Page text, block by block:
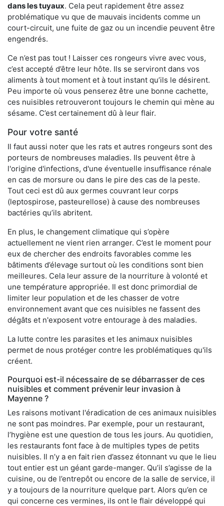
dans les tuyaux. Cela peut rapidement être assez
problématique vu que de mauvais incidents comme un
court-circuit, une fuite de gaz ou un incendie peuvent être
engendrés.
Ce n’est pas tout ! Laisser ces rongeurs vivre avec vous,
c’est accepté d’être leur hôte. Ils se serviront dans vos
aliments à tout moment et à tout instant qu’ils le désirent.
Peu importe où vous penserez être une bonne cachette,
ces nuisibles retrouveront toujours le chemin qui mène au
sésame. C’est certainement dû à leur flair.
Pour votre santé
Il faut aussi noter que les rats et autres rongeurs sont des
porteurs de nombreuses maladies. Ils peuvent être à
l'origine d'infections, d'une éventuelle insuffisance rénale
en cas de morsure ou dans le pire des cas de la peste.
Tout ceci est dû aux germes couvrant leur corps
(leptospirose, pasteurellose) à cause des nombreuses
bactéries qu’ils abritent.
En plus, le changement climatique qui s’opère
actuellement ne vient rien arranger. C’est le moment pour
eux de chercher des endroits favorables comme les
bâtiments d’élevage surtout où les conditions sont bien
meilleures. Cela leur assure de la nourriture à volonté et
une température appropriée. Il est donc primordial de
limiter leur population et de les chasser de votre
environnement avant que ces nuisibles ne fassent des
dégâts et n'exposent votre entourage à des maladies.
La lutte contre les parasites et les animaux nuisibles
permet de nous protéger contre les problématiques qu'ils
créent.
Pourquoi est-il nécessaire de se débarrasser de ces
nuisibles et comment prévenir leur invasion à
Mayenne ?
Les raisons motivant l'éradication de ces animaux nuisibles
ne sont pas moindres. Par exemple, pour un restaurant,
l’hygiène est une question de tous les jours. Au quotidien,
les restaurants font face à de multiples types de petits
nuisibles. Il n’y a en fait rien d’assez étonnant vu que le lieu
tout entier est un géant garde-manger. Qu’il s’agisse de la
cuisine, ou de l’entrepôt ou encore de la salle de service, il
y a toujours de la nourriture quelque part. Alors qu’en ce
qui concerne ces vermines, ils ont le flair développé qui